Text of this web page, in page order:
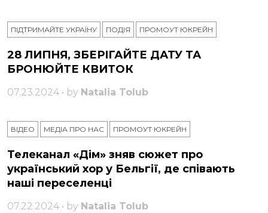
ПІДТРИМАЙТЕ УКРАЇНУ ПОДІЯ ПРОМОУТ ЮКРЕЙН
28 ЛИПНЯ, ЗБЕРІГАЙТЕ ДАТУ ТА
БРОНЮЙТЕ КВИТОК
07.23.2024 • by Natalia Tolub
ВІДЕО МЕДІА ПРО НАС ПРОМОУТ ЮКРЕЙН
Телеканал «Дім» зняв сюжет про
український хор у Бельгії, де співають
наші переселенці
07.22.2024 • by Natalia Tolub